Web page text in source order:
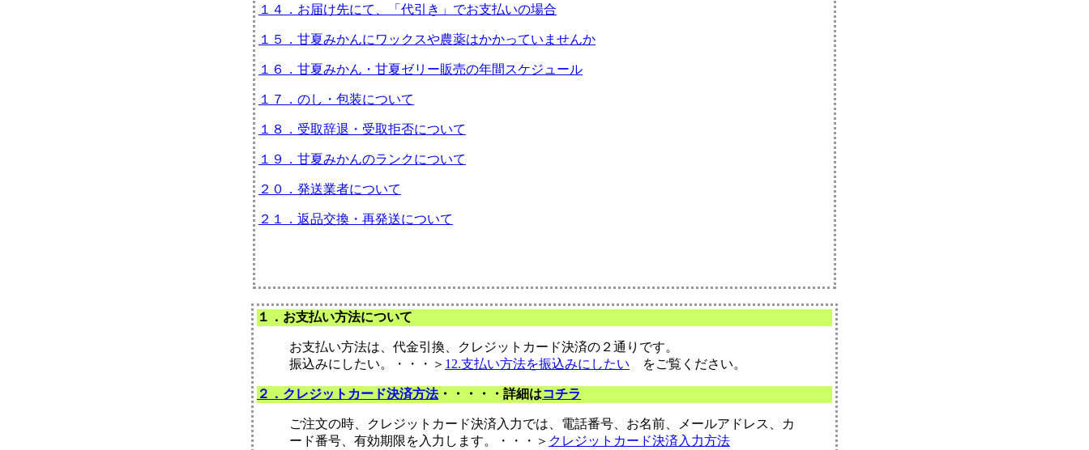
１４．お届け先にて、「代引き」でお支払いの場合
１５．甘夏みかんにワックスや農薬はかかっていませんか
１６．甘夏みかん・甘夏ゼリー販売の年間スケジュール
１７．のし・包装について
１８．受取辞退・受取拒否について
１９．甘夏みかんのランクについて
２０．発送業者について
２１．返品交換・再発送について
１．お支払い方法について
お支払い方法は、代金引換、クレジットカード決済の２通りです。
振込みにしたい。・・・＞ 12.支払い方法を振込みにしたい をご覧ください。
２．クレジットカード決済方法・・・・・詳細はコチラ
ご注文の時、クレジットカード決済入力では、電話番号、お名前、メールアドレス、カ
ード番号、有効期限を入力します。・・・＞ クレジットカード決済入力方法